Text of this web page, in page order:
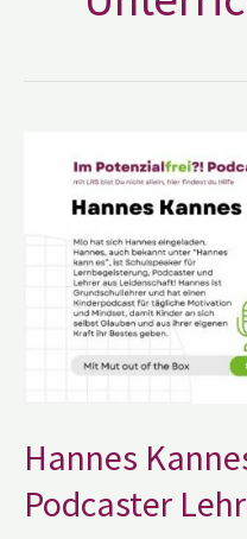
Hannes
Podcaster
Kannes
Speaker
Podcaster
Lehrer